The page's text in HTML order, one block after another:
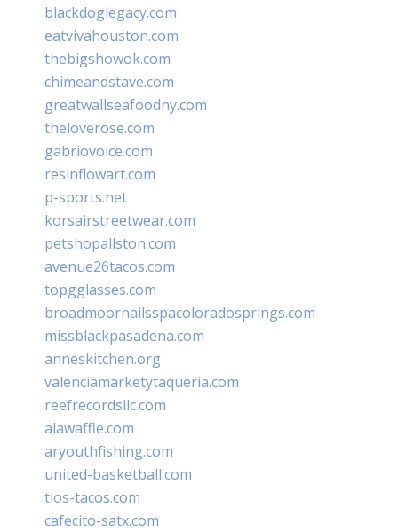
blackdoglegacy.com
eatvivahouston.com
thebigshowok.com
chimeandstave.com
greatwallseafoodny.com
theloverose.com
gabriovoice.com
resinflowart.com
p-sports.net
korsairstreetwear.com
petshopallston.com
avenue26tacos.com
topgglasses.com
broadmoornailsspacoloradosprings.com
missblackpasadena.com
anneskitchen.org
valenciamarketytaqueria.com
reefrecordsllc.com
alawaffle.com
aryouthfishing.com
united-basketball.com
tios-tacos.com
cafecito-satx.com